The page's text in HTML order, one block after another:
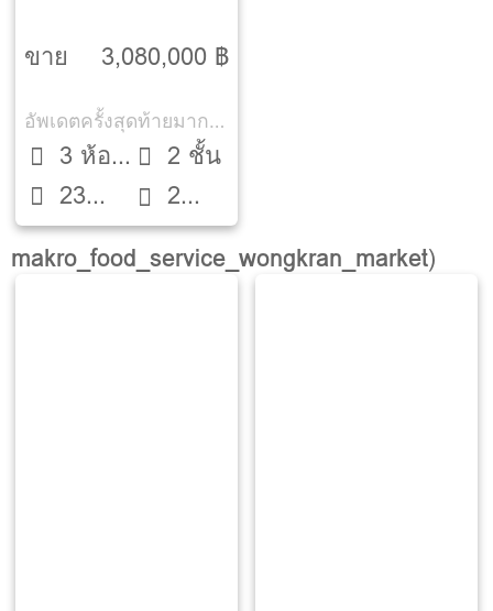
รามอินทรา-
Pleno Ramintra-
Wongwaen]
ขาย 3,080,000 ฿
อัพเดตครั้งสุดท้ายมากกว่า 30 วัน
3 ห้อง
นอน23
ตรว.
2 ชั้น
2
ห้องน้ำ
makro_food_service_wongkran_market)